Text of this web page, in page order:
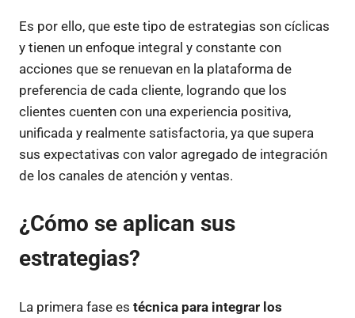
Es por ello, que este tipo de estrategias son cíclicas
y tienen un enfoque integral y constante con
acciones que se renuevan en la plataforma de
preferencia de cada cliente, logrando que los
clientes cuenten con una experiencia positiva,
unificada y realmente satisfactoria, ya que supera
sus expectativas con valor agregado de integración
de los canales de atención y ventas.
¿Cómo se aplican sus
estrategias?
La primera fase es técnica para integrar los